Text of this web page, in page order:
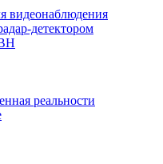
видеонаблюдения
детектором
реальности